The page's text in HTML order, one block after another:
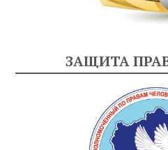
ЗАЩИТА